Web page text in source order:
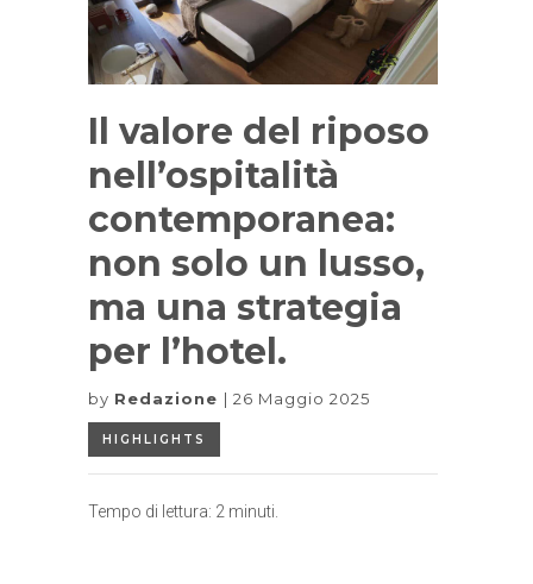
Il valore del riposo
nell’ospitalità
contemporanea:
non solo un lusso,
ma una strategia
per l’hotel.
by Redazione 26 Maggio 2025
HIGHLIGHTS
Tempo di lettura: 2 minuti.